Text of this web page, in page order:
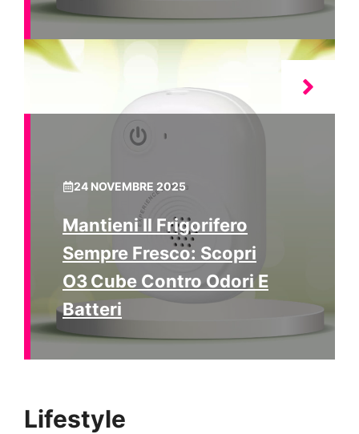
24 NOVEMBRE 2025
Mantieni Il Frigorifero
Sempre Fresco: Scopri
O3 Cube Contro Odori E
Batteri
Lifestyle